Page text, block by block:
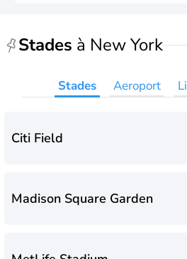
Stades à New York
Stades Aeroport
Citi Field
Madison Square Garden